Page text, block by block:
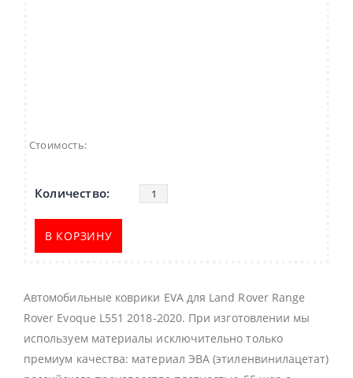
Стоимость:
В КОРЗИНУ
Автомобильные коврики EVA для Land Rover Range
Rover Evoque L551 2018-2020. При изготовлении мы
используем материалы исключительно только
премиум качества: материал ЭВА (этиленвинилацетат)